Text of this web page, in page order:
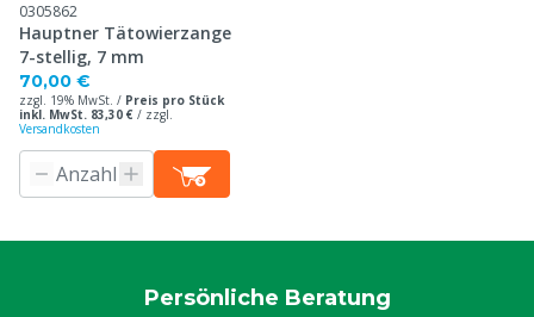
0305862
Hauptner Tätowierzange
7-stellig, 7 mm
70,00 €
zzgl. 19% MwSt. / Preis pro Stück
inkl. MwSt. 83,30 € / zzgl.
Versandkosten
Persönliche Beratung